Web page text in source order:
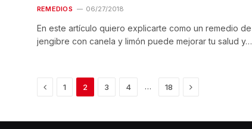
REMEDIOS 06/27/2018
En este artículo quiero explicarte como un remedio de
jengibre con canela y limón puede mejorar tu salud y…
Previous
1 2 3 4 … 18 Next